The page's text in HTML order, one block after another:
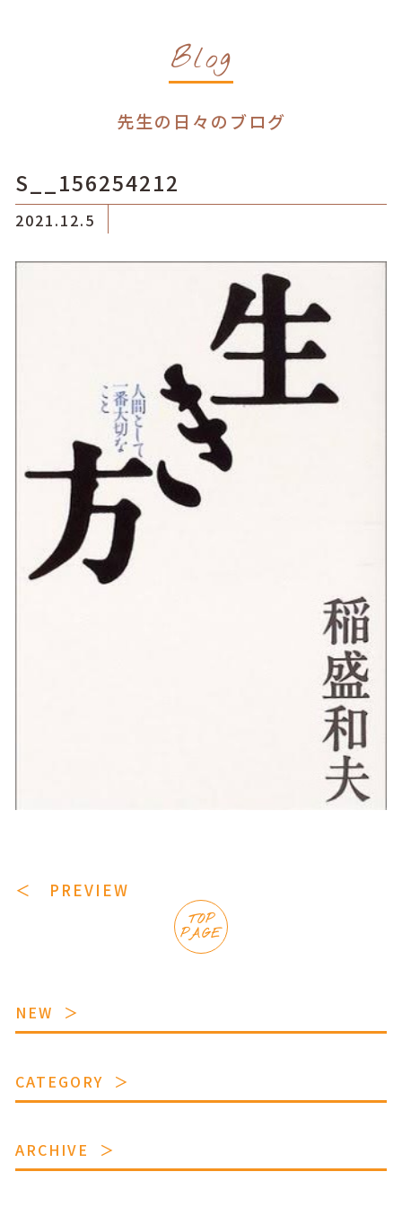
Blog
先生の日々のブログ
S__156254212
2021.12.5
＜ PREVIEW
TOP
PAGE
NEW
CATEGORY
ARCHIVE